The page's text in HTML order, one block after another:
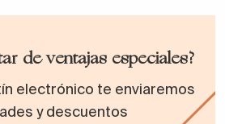
de ventajas especiales?
electrónico te enviaremos
y descuentos